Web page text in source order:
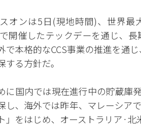
オンは5日(現地時間)、世界最
開催したテックデーを通じ、
で本格的なCCS事業の推進を通
する方針だ。
に国内では現在進行中の貯蔵庫
し、海外では昨年、マレーシア
」をはじめ、オーストラリア·北